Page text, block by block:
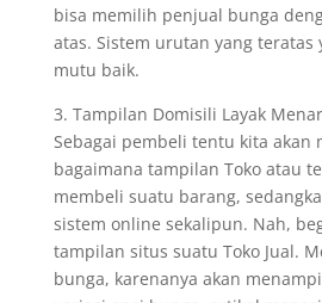
bisa memilih penjual bunga
atas. Sistem urutan yang teratas
mutu baik.
3. Tampilan Domisili Layak
Sebagai pembeli tentu kita akan
bagaimana tampilan Toko atau
membeli suatu barang,
sistem online sekalipun. Nah,
tampilan situs suatu Toko Jual.
bunga, karenanya akan